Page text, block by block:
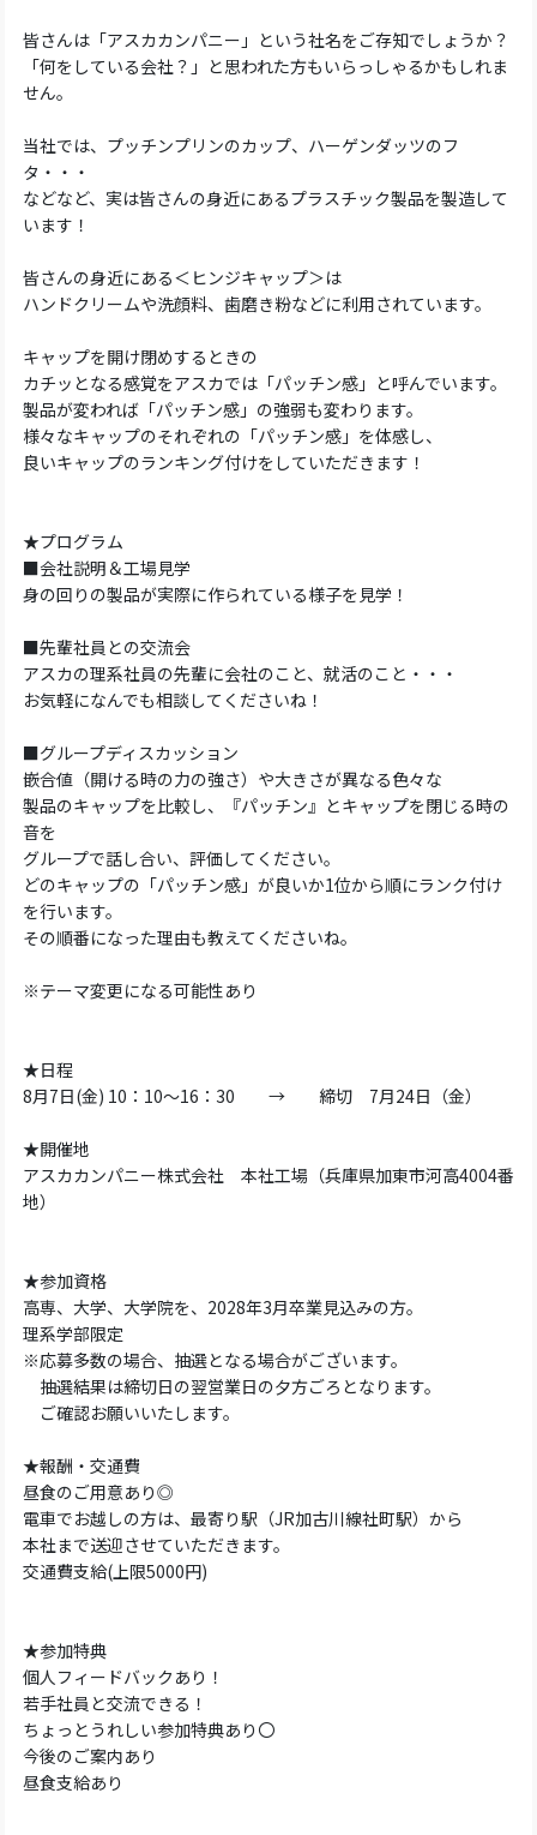
皆さんは「アスカカンパニー」という社名をご存知でしょうか？
「何をしている会社？」と思われた方もいらっしゃるかもしれま
せん。
当社では、プッチンプリンのカップ、ハーゲンダッツのフ
タ・・・
などなど、実は皆さんの身近にあるプラスチック製品を製造して
います！
皆さんの身近にある＜ヒンジキャップ＞は
ハンドクリームや洗顔料、歯磨き粉などに利用されています。
キャップを開け閉めするときの
カチッとなる感覚をアスカでは「パッチン感」と呼んでいます。
製品が変われば「パッチン感」の強弱も変わります。
様々なキャップのそれぞれの「パッチン感」を体感し、
良いキャップのランキング付けをしていただきます！
★プログラム
■会社説明＆工場見学
身の回りの製品が実際に作られている様子を見学！
■先輩社員との交流会
アスカの理系社員の先輩に会社のこと、就活のこと・・・
お気軽になんでも相談してくださいね！
■グループディスカッション
嵌合値（開ける時の力の強さ）や大きさが異なる色々な
製品のキャップを比較し、『パッチン』とキャップを閉じる時の
音を
グループで話し合い、評価してください。
どのキャップの「パッチン感」が良いか1位から順にランク付け
を行います。
その順番になった理由も教えてくださいね。
※テーマ変更になる可能性あり
★日程
8月7日(金) 10：10～16：30 → 締切 7月24日（金）
★開催地
アスカカンパニー株式会社 本社工場（兵庫県加東市河高4004番
地）
★参加資格
高専、大学、大学院を、2028年3月卒業見込みの方。
理系学部限定
※応募多数の場合、抽選となる場合がございます。
抽選結果は締切日の翌営業日の夕方ごろとなります。
ご確認お願いいたします。
★報酬・交通費
昼食のご用意あり◎
電車でお越しの方は、最寄り駅（JR加古川線社町駅）から
本社まで送迎させていただきます。
交通費支給(上限5000円)
★参加特典
個人フィードバックあり！
若手社員と交流できる！
ちょっとうれしい参加特典あり〇
今後のご案内あり
昼食支給あり